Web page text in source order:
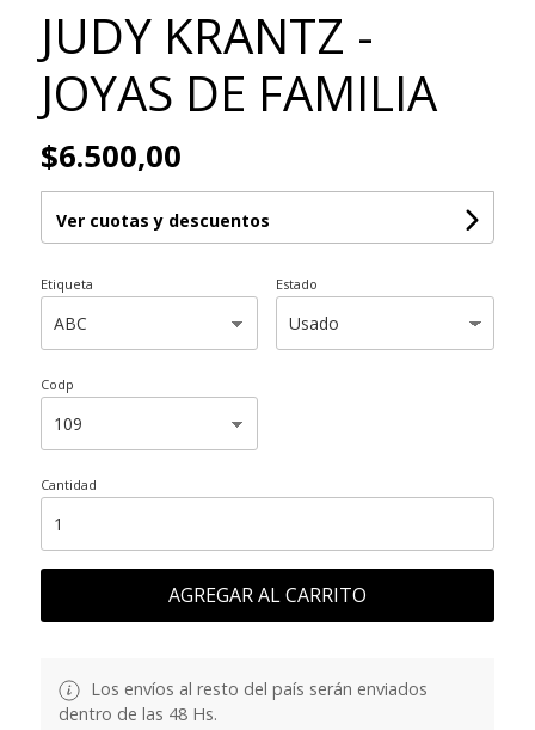
JUDY KRANTZ -
JOYAS DE FAMILIA
$6.500,00
Ver cuotas y descuentos
Etiqueta Estado
Codp
Cantidad
AGREGAR AL CARRITO
Los envíos al resto del país serán enviados
dentro de las 48 Hs.